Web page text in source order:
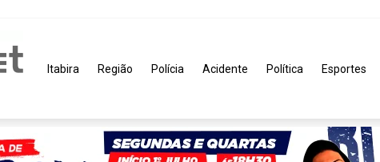
Itabira Região Polícia Acidente Política Esportes